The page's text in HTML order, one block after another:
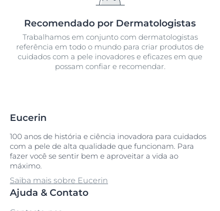
Recomendado por Dermatologistas
Trabalhamos em conjunto com dermatologistas
referência em todo o mundo para criar produtos de
cuidados com a pele inovadores e eficazes em que
possam confiar e recomendar.
Eucerin
100 anos de história e ciência inovadora para cuidados
com a pele de alta qualidade que funcionam. Para
fazer você se sentir bem e aproveitar a vida ao
máximo.
Saiba mais sobre Eucerin
Ajuda & Contato